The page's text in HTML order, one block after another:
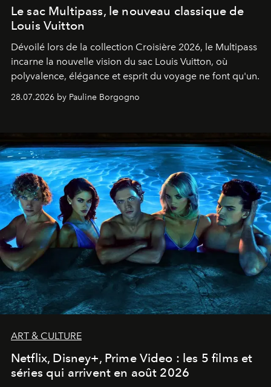
Le sac Multipass, le nouveau classique de
Louis Vuitton
Dévoilé lors de la collection Croisière 2026, le Multipass
incarne la nouvelle vision du sac Louis Vuitton, où
polyvalence, élégance et esprit du voyage ne font qu'un.
28.07.2026 by Pauline Borgogno
ART & CULTURE
Netflix, Disney+, Prime Video : les 5 films et
séries qui arrivent en août 2026